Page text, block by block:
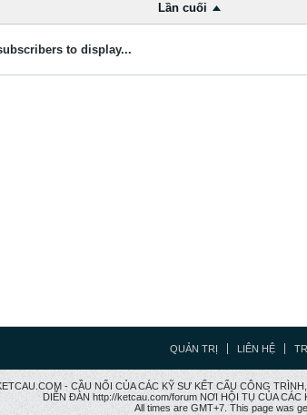
Lần cuối
to display...
QUẢN TRỊ LIÊN HỆ
- CẦU NỐI CỦA CÁC KỸ SƯ KẾT CẤU CÔNG
DIỄN ĐÀN http://ketcau.com/forum NƠI HỘI TỤ CỦA CÁC
All times are GMT+7. This page was